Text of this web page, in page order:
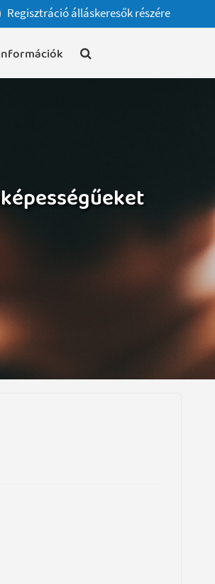
Regisztráció álláskeresők részére